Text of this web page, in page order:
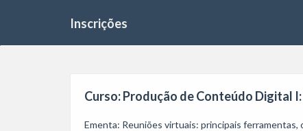
Inscrições
Curso: Produção de Conteúdo Digital
Ementa: Reuniões virtuais: principais ferramentas,